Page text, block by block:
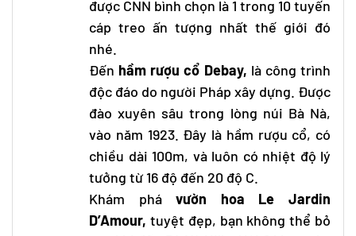
được CNN bình chọn là 1 trong 10 tuyến
cáp treo ấn tượng nhất thế giới đó
nhé.
Đến hầm rượu cổ Debay, là công trình
độc đáo do người Pháp xây dựng. Được
đào xuyên sâu trong lòng núi Bà Nà,
vào năm 1923. Đây là hầm rượu cổ, có
chiều dài 100m, và luôn có nhiệt độ lý
tưởng từ 16 độ đến 20 độ C.
Khám phávườn hoa Le Jardin
D’Amour, tuyệt đẹp, bạn không thể bỏ